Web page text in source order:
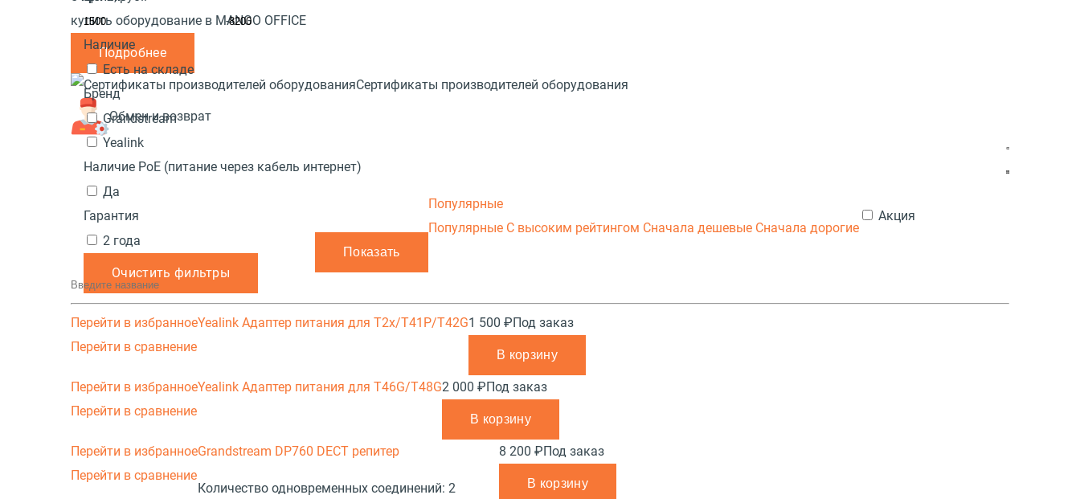
-
Наличие
Есть на складе
Бренд
Grandstream
Yealink
Наличие PoE (питание через кабель интернет)
Да
Гарантия
2 года
Очистить фильтры
купить оборудование в MANGO OFFICE
Подробнее
Сертификаты производителей оборудования
Обмен и возврат
Популярные
Популярные С высоким рейтингом Сначала дешевые Сначала дорогие
Акция
Перейти в избранное
Перейти в сравнение
Yealink Адаптер питания для T2x/T41P/T42G1 500 ₽Под заказ
В корзину
Перейти в избранное
Перейти в сравнение
Yealink Адаптер питания для T46G/T48G2 000 ₽Под заказ
В корзину
Перейти в избранное
Перейти в сравнение
Grandstream DP760 DECT репитер
Количество одновременных соединений: 2
8 200 ₽Под заказ
В корзину